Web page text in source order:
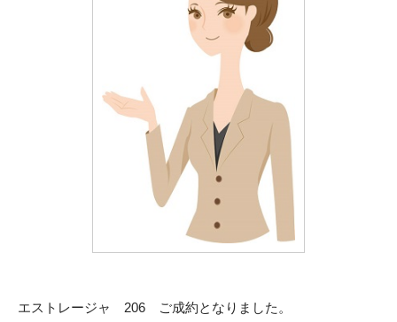
エストレージャ 206 ご成約となりました。